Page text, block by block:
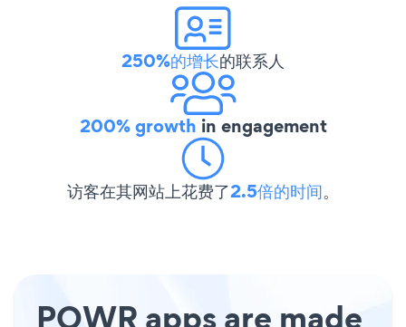
250%的增长的联系人
200% growth in engagement
访客在其网站上花费了2.5倍的时间。
POWR apps are made